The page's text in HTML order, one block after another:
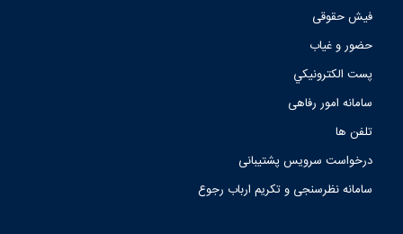
فیش حقوقی
حضور و غیاب
پست الكترونيكي
سامانه امور رفاهی
تلفن ها
درخواست سرویس پشتیبانی
سامانه نظرسنجی و تکریم ارباب رجوع